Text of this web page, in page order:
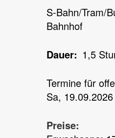
S-Bahn/Tram/
Bahnhof
Dauer
1,5
Termine für
Sa,
Preise: